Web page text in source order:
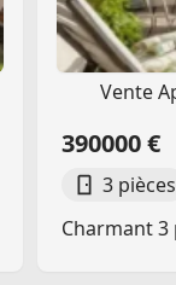
Vente
390000 €
3 pièces
Charmant 3